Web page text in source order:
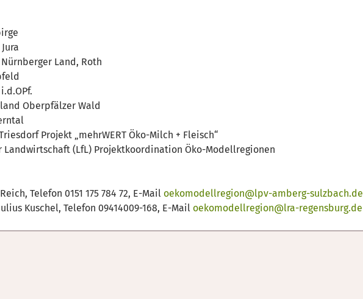
Land, Roth
Oberpfälzer Wald
Projekt „mehrWERT Öko-Milch + Fleisch“
Landwirtschaft (LfL) Projektkoordination Öko-Modellregionen
Telefon 0151 175 784 72, E-Mail oekomodellregion@lpv-amberg-sulzbach.de
Kuschel, Telefon 09414009-168, E-Mail oekomodellregion@lra-regensburg.de